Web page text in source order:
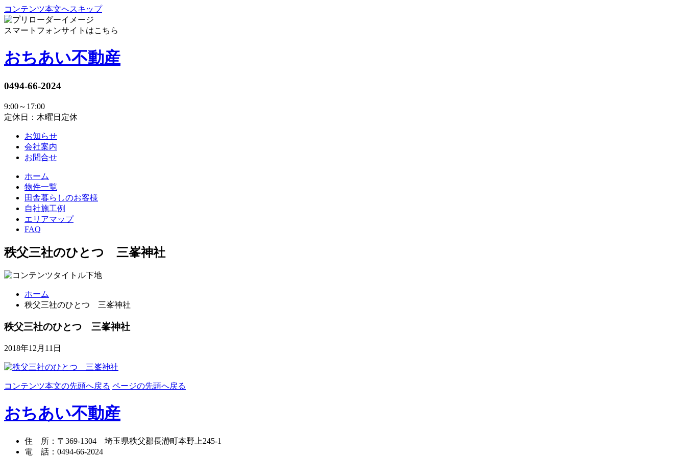
コンテンツ本文へスキップ
スマートフォンサイトはこちら
おちあい不動産
0494-66-2024
9:00～17:00
定休日：木曜日定休
お知らせ
会社案内
お問合せ
ホーム
物件一覧
田舎暮らしのお客様
自社施工例
エリアマップ
FAQ
秩父三社のひとつ 三峯神社
ホーム
秩父三社のひとつ 三峯神社
秩父三社のひとつ 三峯神社
2018年12月11日
コンテンツ本文の先頭へ戻る ページの先頭へ戻る
おちあい不動産
住 所 ： 〒369-1304 埼玉県秩父郡長瀞町本野上245-1
電 話 ： 0494-66-2024